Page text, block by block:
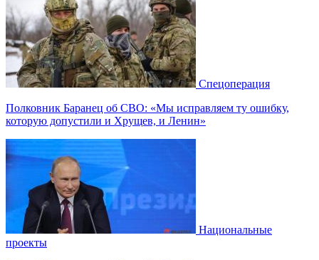
Спецоперация
Полковник Баранец об СВО: «Мы исправляем ту ошибку,
которую допустили и Хрущев, и Ленин»
Национальные
проекты